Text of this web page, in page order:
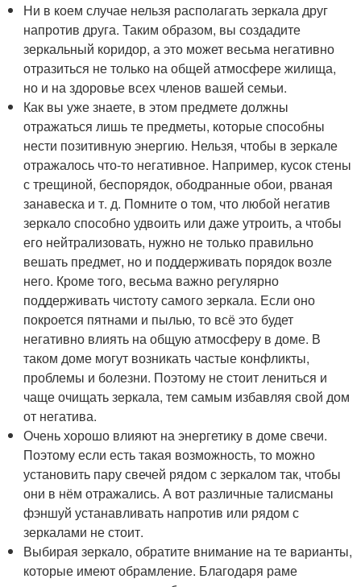
Ни в коем случае нельзя располагать зеркала друг
напротив друга. Таким образом, вы создадите
зеркальный коридор, а это может весьма негативно
отразиться не только на общей атмосфере жилища,
но и на здоровье всех членов вашей семьи.
Как вы уже знаете, в этом предмете должны
отражаться лишь те предметы, которые способны
нести позитивную энергию. Нельзя, чтобы в зеркале
отражалось что-то негативное. Например, кусок стены
с трещиной, беспорядок, ободранные обои, рваная
занавеска и т. д. Помните о том, что любой негатив
зеркало способно удвоить или даже утроить, а чтобы
его нейтрализовать, нужно не только правильно
вешать предмет, но и поддерживать порядок возле
него. Кроме того, весьма важно регулярно
поддерживать чистоту самого зеркала. Если оно
покроется пятнами и пылью, то всё это будет
негативно влиять на общую атмосферу в доме. В
таком доме могут возникать частые конфликты,
проблемы и болезни. Поэтому не стоит лениться и
чаще очищать зеркала, тем самым избавляя свой дом
от негатива.
Очень хорошо влияют на энергетику в доме свечи.
Поэтому если есть такая возможность, то можно
установить пару свечей рядом с зеркалом так, чтобы
они в нём отражались. А вот различные талисманы
фэншуй устанавливать напротив или рядом с
зеркалами не стоит.
Выбирая зеркало, обратите внимание на те варианты,
которые имеют обрамление. Благодаря раме